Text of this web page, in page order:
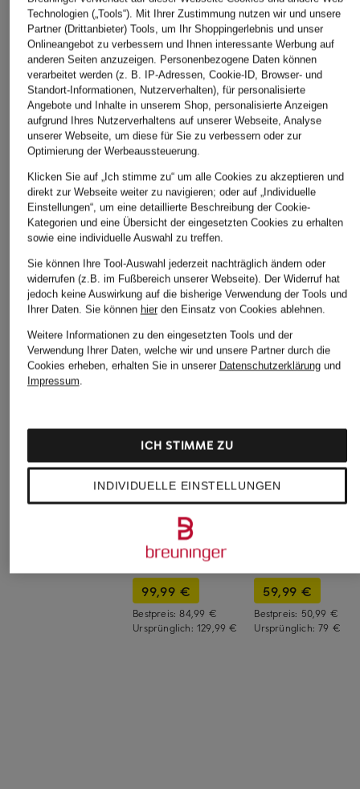
ÄHNLICHE ARTIKEL ENTDECKEN
TOMMY HILFIGER
Hemdbluse
99,99 €
Bestpreis:84,99 €
Ursprünglich: 129,99 €
59,99 €
Bestpreis: 50,99 €
Ursprünglich:79 €
Technologien („Tools“). Mit Ihrer Zustimmung nutzen wir und unsere
Partner (Drittanbieter) Tools, um Ihr Shoppingerlebnis und unser
Onlineangebot zu verbessern und Ihnen interessante Werbung auf
anderen Seiten anzuzeigen. Personenbezogene Daten können
verarbeitet werden (z. B. IP-Adressen, Cookie-ID, Browser- und
Standort-Informationen, Nutzerverhalten), für personalisierte
Angebote und Inhalte in unserem Shop, personalisierte Anzeigen
aufgrund Ihres Nutzerverhaltens auf unserer Webseite, Analyse
unserer Webseite, um diese für Sie zu verbessern oder zur
Optimierung der Werbeaussteuerung.
Klicken Sie auf „Ich stimme zu“ um alle Cookies zu akzeptieren und
direkt zur Webseite weiter zu navigieren; oder auf „Individuelle
Einstellungen“, um eine detaillierte Beschreibung der Cookie-
Kategorien und eine Übersicht der eingesetzten Cookies zu erhalten
sowie eine individuelle Auswahl zu treffen.
Sie können Ihre Tool-Auswahl jederzeit nachträglich ändern oder
widerrufen (z.B. im Fußbereich unserer Webseite). Der Widerruf hat
jedoch keine Auswirkung auf die bisherige Verwendung der Tools und
Ihrer Daten. Sie können hierden Einsatz von Cookies ablehnen.
Weitere Informationen zu den eingesetzten Tools und der
Verwendung Ihrer Daten, welche wir und unsere Partner durch die
Cookies erheben, erhalten Sie in unserer Datenschutzerklärungund
Impressum.
INDIVIDUELLE EINSTELLUNGEN
ICH STIMME ZU